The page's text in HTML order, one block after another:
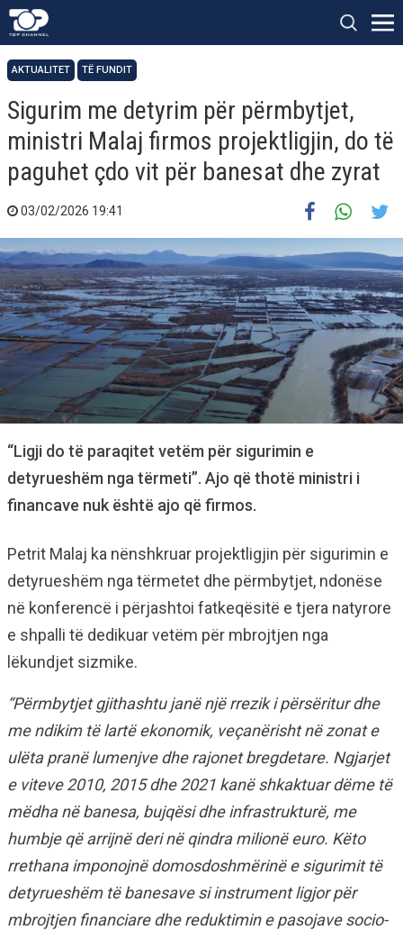
AKTUALITET TË FUNDIT
Sigurim me detyrim për përmbytjet,
ministri Malaj firmos projektligjin, do të
paguhet çdo vit për banesat dhe zyrat
03/02/2026 19:41
“Ligji do të paraqitet vetëm për sigurimin e
detyrueshëm nga tërmeti”. Ajo që thotë ministri i
financave nuk është ajo që firmos.
Petrit Malaj ka nënshkruar projektligjin për sigurimin e
detyrueshëm nga tërmetet dhe përmbytjet, ndonëse
në konferencë i përjashtoi fatkeqësitë e tjera natyrore
e shpalli të dedikuar vetëm për mbrojtjen nga
lëkundjet sizmike.
“Përmbytjet gjithashtu janë një rrezik i përsëritur dhe
me ndikim të lartë ekonomik, veçanërisht në zonat e
ulëta pranë lumenjve dhe rajonet bregdetare. Ngjarjet
e viteve 2010, 2015 dhe 2021 kanë shkaktuar dëme të
mëdha në banesa, bujqësi dhe infrastrukturë, me
humbje që arrijnë deri në qindra milionë euro. Këto
rrethana imponojnë domosdoshmërinë e sigurimit të
detyrueshëm të banesave si instrument ligjor për
mbrojtjen financiare dhe reduktimin e pasojave socio-